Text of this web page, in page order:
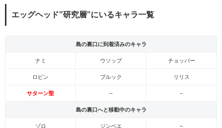
エッグヘッド”研究層”にいるキャラ一覧
島の裏口に到着済みのキャラ
ナミ ウソップ チョッパー
ロビン ブルック リリス
サターン聖 – –
島の裏口へと移動中のキャラ
ゾロ ジンベエ –